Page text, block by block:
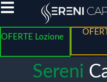
OFERTE Lozione
Sereni